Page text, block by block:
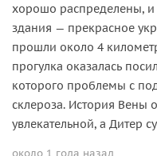
хорошо распределены, и
здания — прекрасное
прошли около 4
прогулка оказалась
которого проблемы с
склероза. История Вены
увлекательной, а Дитер
около 1 года назад